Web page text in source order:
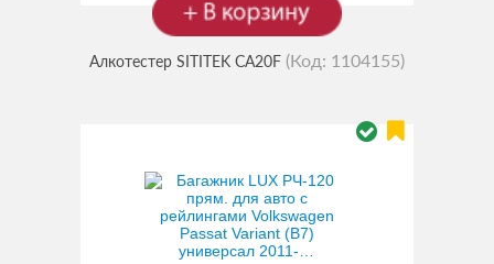
Алкотестер SITITEK CA20F (Код: 1104155)